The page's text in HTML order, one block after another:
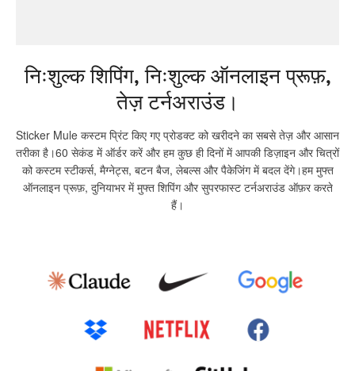
निःशुल्क शिपिंग, निःशुल्क ऑनलाइन प्रूफ़,
तेज़ टर्नअराउंड।
Sticker Mule कस्टम प्रिंट किए गए प्रोडक्ट को खरीदने का सबसे तेज़ और आसान
तरीका है।60 सेकंड में ऑर्डर करें और हम कुछ ही दिनों में आपकी डिज़ाइन और चित्रों
को कस्टम स्टीकर्स, मैग्नेट्स, बटन बैज, लेबल्स और पैकेजिंग में बदल देंगे।हम मुफ्त
ऑनलाइन प्रूफ़, दुनियाभर में मुफ्त शिपिंग और सुपरफास्ट टर्नअराउंड ऑफ़र करते
हैं।